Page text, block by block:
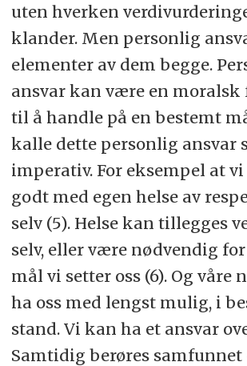
uten hverken
klander. Men personlig
elementer av dem begge.
ansvar kan være en
til å handle på en bestemt
kalle dette personlig ansvar
imperativ. For eksempel at
godt med egen helse av
selv (5). Helse kan tillegges
selv, eller være nødvendig
mål vi setter oss (6). Og våre
ha oss med lengst mulig, i
stand. Vi kan ha et ansvar
Samtidig berøres samfunnet